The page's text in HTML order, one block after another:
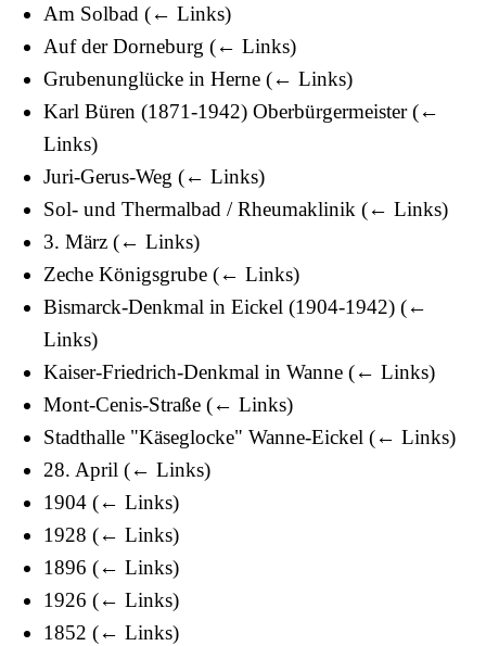
Am Solbad (← Links)
Auf der Dorneburg (← Links)
Grubenunglücke in Herne (← Links)
Karl Büren (1871-1942) Oberbürgermeister (←
Links)
Juri-Gerus-Weg (← Links)
Sol- und Thermalbad / Rheumaklinik (← Links)
3. März (← Links)
Zeche Königsgrube (← Links)
Bismarck-Denkmal in Eickel (1904-1942) (←
Links)
Kaiser-Friedrich-Denkmal in Wanne (← Links)
Mont-Cenis-Straße (← Links)
Stadthalle "Käseglocke" Wanne-Eickel (← Links)
28. April (← Links)
1904 (← Links)
1928 (← Links)
1896 (← Links)
1926 (← Links)
1852 (← Links)